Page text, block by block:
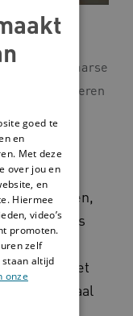
Kaart
'Trek de Paarse
het verminderen
formulieren,
je je soms
je het
wat als het
helemaal
goed te
en
Met deze
over jou en
en
Hiermee
video’s
promoten.
zelf
staan altijd
onze